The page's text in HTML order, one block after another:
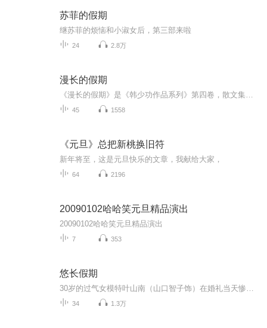
苏菲的假期
继苏菲的烦恼和小淑女后，第三部来啦
24 2.8万
漫长的假期
45 1558
《元旦》总把新桃换旧符
新年将至，这是元旦快乐的文章，我献给大家，
64 2196
20090102哈哈笑元旦精品演出
20090102哈哈笑元旦精品演出
7 353
悠长假期
34 1.3万